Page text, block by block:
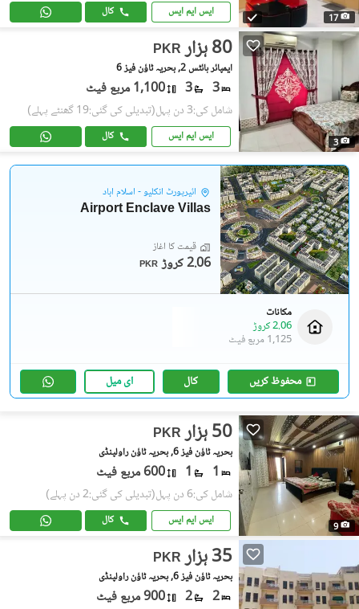
17 ایس ایم ایس کال
3
PKR 80 ہزار
ایمپائر ہائٹس 2, بحریہ ٹاؤن فیز 6
3
3 1,100 مربع فیٹ
شامل کی:3 دن پہل (تبدیلی کی گئی:19 گھنٹے پہلے)
ایس ایم ایس کال
ائیرپورٹ انکلیو - اسلام آباد
Airport Enclave Villas
قیمت کا آغاز
PKR 2.06 کروڑ
مکانات
2.06 کروڑ
1,125 مربع فیٹ
محفوظ کریں کال ای میل
9
PKR 50 ہزار
بحریہ ٹاؤن فیز 6, بحریہ ٹاؤن راولپنڈی
1
1 600 مربع فیٹ
شامل کی:6 دن پہل (تبدیلی کی گئی:2 دن پہلے)
ایس ایم ایس کال
PKR 35 ہزار
بحریہ ٹاؤن فیز 6, بحریہ ٹاؤن راولپنڈی
2
2 900 مربع فیٹ